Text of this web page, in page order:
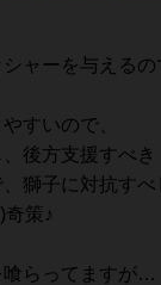
ャーを与えるの
すいので、
後方支援すべき
獅子に対抗すべ
策♪
喰らってますが…